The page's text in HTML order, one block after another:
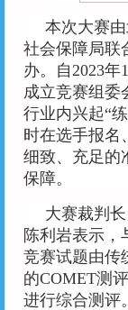
本次大赛
社会保障局联
办。自2023
成立竞赛组委
行业内兴起“
时在选手报名
细致、充足的
保障。
大赛裁判
陈利岩表示，
竞赛试题由传
的COMET测
进行综合测评